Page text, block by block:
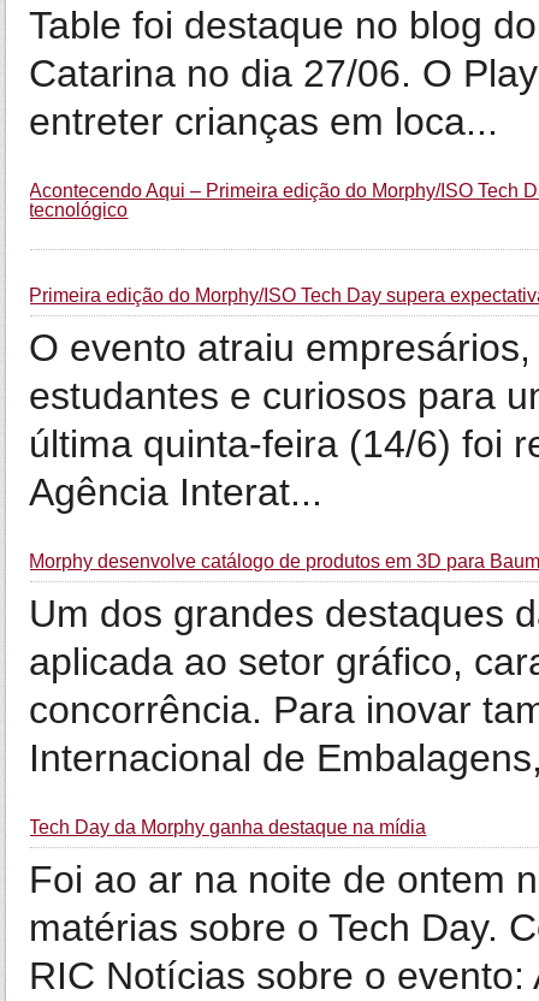
Table foi destaque no blog
Catarina no dia 27/06. O
entreter crianças em loca...
Acontecendo Aqui – Primeira edição do Morphy/ISO Tech
tecnológico
Primeira edição do Morphy/ISO Tech Day supera
O evento atraiu
estudantes e curiosos para
última quinta-feira (14/6) foi
Agência Interat...
Morphy desenvolve catálogo de produtos em 3D para
Um dos grandes destaques
aplicada ao setor gráfico,
concorrência. Para inovar
Internacional de
Tech Day da Morphy ganha destaque na mídia
Foi ao ar na noite de ontem
matérias sobre o Tech Day.
RIC Notícias sobre o